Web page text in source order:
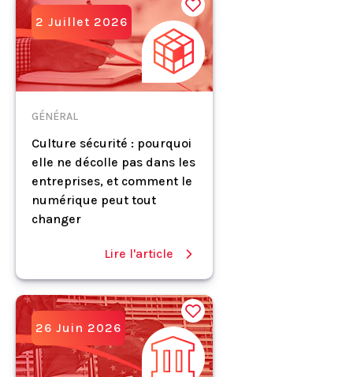
2 Juillet 2026
GÉNÉRAL
Culture sécurité : pourquoi
elle ne décolle pas dans les
entreprises, et comment le
numérique peut tout
changer
Lire l'article
26 Juin 2026